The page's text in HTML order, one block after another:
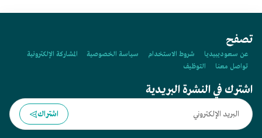
تصفح
عن سعوديبيديا شروط الاستخدام سياسة الخصوصية
المشاركة الإلكترونية
تواصل معنا
التوظيف
اشترك في النشرة البريدية
اشتراك